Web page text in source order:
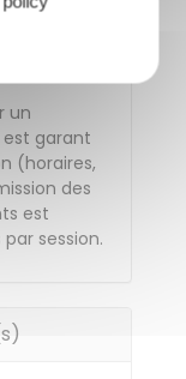
un
garant
(horaires,
des
est
session.